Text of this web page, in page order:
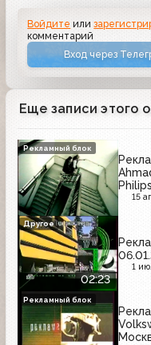
Войдите или
комментарий
Вход через
Еще записи этого
15
Рекламный блок
02:23
1
Другое
Рекламный блок